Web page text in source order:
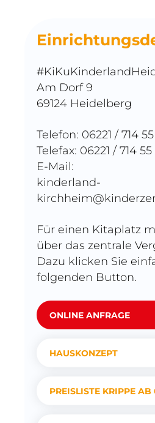
Am Dorf 9
69124 Heidelberg
Telefon: 06221 / 714
Telefax: 06221 / 714 55
E-Mail:
kinderland-
Für einen Kitaplatz
über das zentrale
Dazu klicken Sie
folgenden Button.
ONLINE ANFRAGE
HAUSKONZEPT
PREISLISTE KRIPPE